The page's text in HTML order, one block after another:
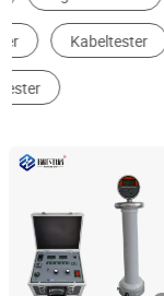
Weerstands
Textiel Instrument
Refine On (Hebei)
Hebei, China